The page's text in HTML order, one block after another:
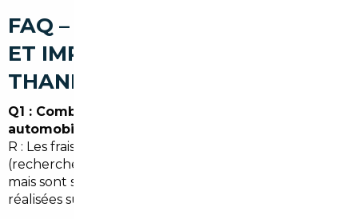
FAQ – COURTIER AUTOMOBILE
ET IMPORT DE VOITURE À
THANN
Q1 : Combien coûte le service d'un courtier
automobile à Thann ?
R : Les frais varient selon le niveau de service
(recherche simple à accompagnement complet),
mais sont souvent compensés par les économies
réalisées sur le prix d'achat et les démarches.